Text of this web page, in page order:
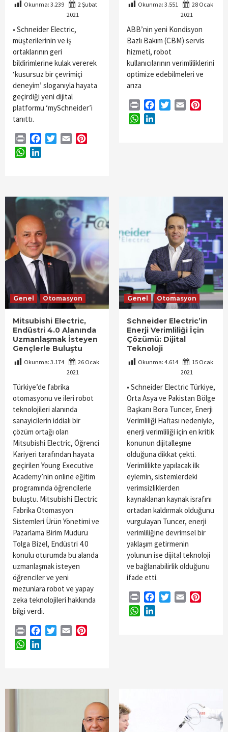
Okunma: 3.239
2 Şubat
2021
• Schneider Electric,
müşterilerinin ve iş
ortaklarının geri
bildirimlerine kulak vererek
‘kusursuz bir çevrimiçi
deneyim’ sloganıyla hayata
geçirdiği yeni dijital
platformu ‘mySchneider’i
tanıttı.
Print FacebookTwitterEmail
WhatsApp
Okunma: 3.551
28 Ocak
2021
ABB’nin yeni Kondisyon
Bazlı Bakım (CBM) servis
hizmeti, robot
kullanıcılarının verimliliklerini
optimize edebilmeleri ve
arıza
Print FacebookTwitterEmail
WhatsApp
Genel Otomasyon
Mitsubishi Electric,
Endüstri 4.0 Alanında
Uzmanlaşmak İsteyen
Gençlerle Buluştu
Okunma: 3.174
26 Ocak
2021
Türkiye’de fabrika
otomasyonu ve ileri robot
teknolojileri alanında
sanayicilerin iddialı bir
çözüm ortağı olan
Mitsubishi Electric, Öğrenci
Kariyeri tarafından hayata
geçirilen Young Executive
Academy’nin online eğitim
programında öğrencilerle
buluştu. Mitsubishi Electric
Fabrika Otomasyon
Sistemleri Ürün Yönetimi ve
Pazarlama Birim Müdürü
Tolga Bizel, Endüstri 4.0
konulu oturumda bu alanda
uzmanlaşmak isteyen
öğrenciler ve yeni
mezunlara robot ve yapay
zeka teknolojileri hakkında
bilgi verdi.
Print FacebookTwitterEmail
WhatsApp
Genel Otomasyon
Schneider Electric’in
Enerji Verimliliği İçin
Çözümü: Dijital
Teknoloji
Okunma: 4.614
15 Ocak
2021
• Schneider Electric Türkiye,
Orta Asya ve Pakistan Bölge
Başkanı Bora Tuncer, Enerji
Verimliliği Haftası nedeniyle,
enerji verimliliği için en kritik
konunun dijitalleşme
olduğuna dikkat çekti.
Verimlilikte yapılacak ilk
eylemin, sistemlerdeki
verimsizliklerden
kaynaklanan kaynak israfını
ortadan kaldırmak olduğunu
vurgulayan Tuncer, enerji
verimliliğine devrimsel bir
yaklaşım getirmenin
yolunun ise dijital teknoloji
ve bağlanabilirlik olduğunu
ifade etti.
Print FacebookTwitterEmail
WhatsApp